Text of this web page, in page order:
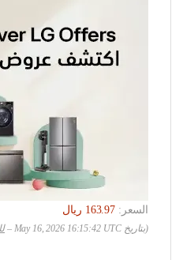
السعر:
‏163.97 ريال
(بتاريخ May 16, 2026 16:15:42 UTC –